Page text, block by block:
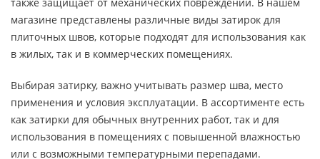
магазине представлены различные виды затирок для
плиточных швов, которые подходят для использования как
в жилых, так и в коммерческих помещениях.
Выбирая затирку, важно учитывать размер шва, место
применения и условия эксплуатации. В ассортименте есть
как затирки для обычных внутренних работ, так и для
использования в помещениях с повышенной влажностью
или с возможными температурными перепадами.